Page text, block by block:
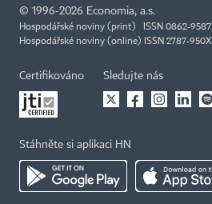
© 1996-2026 Economia, a.s.
Hospodářské noviny (print) ISSN 0862-9587
Hospodářské noviny (online) ISSN 2787-950X
Certifikováno Sledujte nás
Stáhněte si aplikaci HN